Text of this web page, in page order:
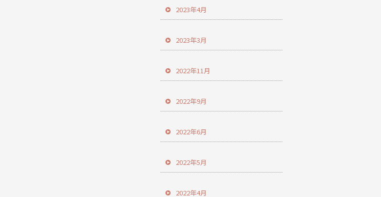
2023年4月
2023年3月
2022年11月
2022年9月
2022年6月
2022年5月
2022年4月